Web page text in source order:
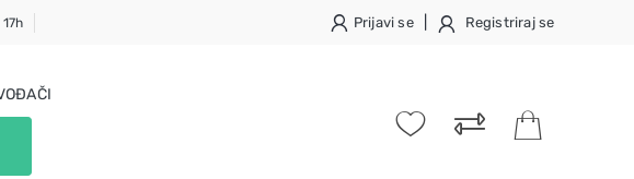
Prijavi se Registriraj se